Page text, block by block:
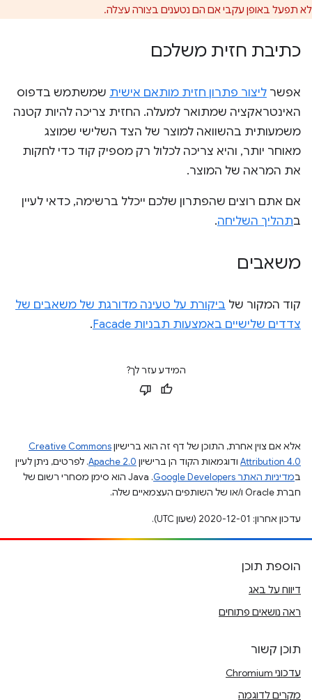
לא תפעל באופן עקבי אם הם נטענים בצורה עצלה.
כתיבת חזית משלכם
אפשר ליצור פתרון חזית מותאם אישית שמשתמש בדפוס
האינטראקציה שמתואר למעלה. החזית צריכה להיות קטנה
משמעותית בהשוואה למוצר של הצד השלישי שמוצג
מאוחר יותר, והיא צריכה לכלול רק מספיק קוד כדי לחקות
את המראה של המוצר.
אם אתם רוצים שהפתרון שלכם ייכלל ברשימה, כדאי לעיין
בתהליך השליחה.
משאבים
קוד המקור של ביקורת על טעינה מדורגת של משאבים של
צדדים שלישיים באמצעות תבניות Facade
.
המידע עזר לך?
אלא אם צוין אחרת, התוכן של דף זה הוא ברישיוןCreative Commons
Attribution 4.0 ודוגמאות הקוד הן ברישיון Apache 2.0. לפרטים, ניתן לעיין
במדיניות האתר Google Developers‏
.‏ Java הוא סימן מסחרי רשום של
חברת Oracle ו/או של השותפים העצמאיים שלה.
עדכון אחרון: 2020-12-01 (שעון UTC).
הוספת תוכן
דיווח על באג
ראה נושאים פתוחים
תוכן קשור
עדכוני Chromium
מקרים לדוגמה